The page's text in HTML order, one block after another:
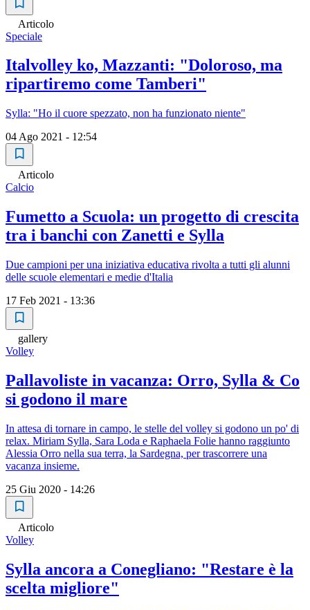
Articolo
Speciale
Italvolley ko, Mazzanti: "Doloroso, ma
ripartiremo come Tamberi"
Sylla: "Ho il cuore spezzato, non ha funzionato niente"
04 Ago 2021 - 12:54
Articolo
Calcio
Fumetto a Scuola: un progetto di crescita
tra i banchi con Zanetti e Sylla
Due campioni per una iniziativa educativa rivolta a tutti gli alunni
delle scuole elementari e medie d'Italia
17 Feb 2021 - 13:36
gallery
Volley
Pallavoliste in vacanza: Orro, Sylla & Co
si godono il mare
In attesa di tornare in campo, le stelle del volley si godono un po' di
relax. Miriam Sylla, Sara Loda e Raphaela Folie hanno raggiunto
Alessia Orro nella sua terra, la Sardegna, per trascorrere una
vacanza insieme.
25 Giu 2020 - 14:26
Articolo
Volley
Sylla ancora a Conegliano: "Restare è la
scelta migliore"